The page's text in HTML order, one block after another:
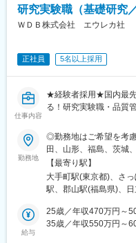
として働くことも可能
■チームメンバー間でリ
な休暇や長期休暇にも
■ライフイベントと両立
ております。（原則OJT
■導入研修(入社後2週間
機法やGCPなどの関連
し、応用力を身につけ
■継続研修：週に1回、
アップを図っていきます
【お客様先（医療機関
病院のみ。■対象疾患は
遺伝子治療など）が最
研究実験職（基礎研究
ＷＤＢ株式会社 エウレカ社
正社員 5名以上採用
仕事内容
★経験者採用★国内最
る！研究実験職・品質
勤務地
◎勤務地はご希望を考
田、山形、福島、茨城
川、新潟、長野、富山
三重、滋賀、京都、大
口、徳島、香川、愛媛
定：ご自宅から90分以
就業先。エリア内での
【最寄り駅】
大手町駅(東京都)、さ
駅、郡山駅(福島県)、
井駅、勝どき駅、根津
らい駅、平塚駅、新潟
給与
25歳／年収470万円～
35歳／年収550万円～